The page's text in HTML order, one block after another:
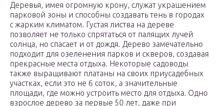
Деревья, имея огромную крону, служат украшением
парковой зоны и способны создавать тень в городах
с жарким климатом. Густая листва на дереве
позволяет не только спрятаться от палящих лучей
солнца, но спасает и от дождя. Дерево замечательно
подходит для озеленения парков и скверов, создавая
прекрасные места отдыха. Некоторые садоводы
также выращивают платаны на своих приусадебных
участках, если это не 6 соток, а значительные
площади, где можно устроить место для отдыха. Одно
взрослое дерево за первые 50 лет, даже при